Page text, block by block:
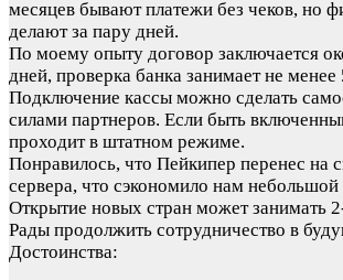
месяцев бывают платежи без чеков, но
делают за пару дней.
По моему опыту договор заключается
дней, проверка банка занимает не
Подключение кассы можно сделать
силами партнеров. Если быть
проходит в штатном режиме.
Понравилось, что Пейкипер перенес на
сервера, что сэкономило нам
Открытие новых стран может занимать
Рады продолжить сотрудничество в
Достоинства: